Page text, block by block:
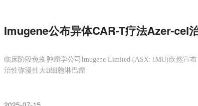
Imugene公布异体CAR-T疗法Azer-cel
临床阶段免疫肿瘤学公司Imugene Limited (ASX: IMU)欣然宣布
治性弥漫性大B细胞淋巴瘤